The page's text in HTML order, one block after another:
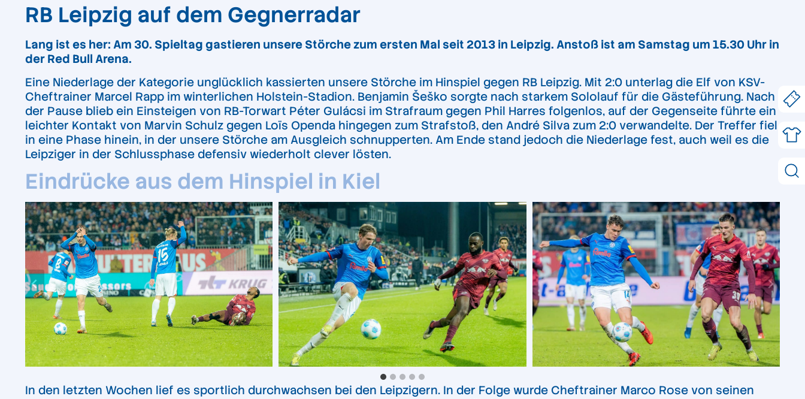
RB Leipzig auf dem Gegnerradar
Lang ist es her: Am 30. Spieltag gastieren unsere Störche zum ersten Mal seit 2013 in Leipzig. Anstoß ist am Samstag um 15.30 Uhr in
der Red Bull Arena.
Eine Niederlage der Kategorie unglücklich kassierten unsere Störche im Hinspiel gegen RB Leipzig. Mit 2:0 unterlag die Elf von KSV-
Cheftrainer Marcel Rapp im winterlichen Holstein-Stadion. Benjamin Šeško sorgte nach starkem Sololauf für die Gästeführung. Nach
der Pause blieb ein Einsteigen von RB-Torwart Péter Gulácsi im Strafraum gegen Phil Harres folgenlos, auf der Gegenseite führte ein
leichter Kontakt von Marvin Schulz gegen Loïs Openda hingegen zum Strafstoß, den André Silva zum 2:0 verwandelte. Der Treffer fiel
in eine Phase hinein, in der unsere Störche am Ausgleich schnupperten. Am Ende stand jedoch die Niederlage fest, auch weil es die
Leipziger in der Schlussphase defensiv wiederholt clever lösten.
Eindrücke aus dem Hinspiel in Kiel
In den letzten Wochen lief es sportlich durchwachsen bei den Leipzigern. In der Folge wurde Cheftrainer Marco Rose von seinen